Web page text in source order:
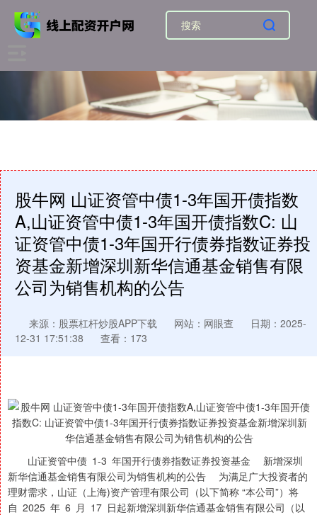
股牛网 山证资管中债1-3年国开债指数
A,山证资管中债1-3年国开债指数C: 山
证资管中债1-3年国开行债券指数证券投
资基金新增深圳新华信通基金销售有限
公司为销售机构的公告
来源：股票杠杆炒股APP下载 网站：网眼查
日期：2025-
12-31 17:51:38
查看：173
山证资管中债 1-3 年国开行债券指数证券投资基金 新增深圳
新华信通基金销售有限公司为销售机构的公告 为满足广大投资者的
理财需求，山证（上海)资产管理有限公司（以下简称 “本公司”）将
自 2025 年 6 月 17 日起新增深圳新华信通基金销售有限公司（以